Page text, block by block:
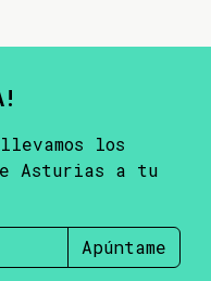
los
Asturias a tu
Apúntame